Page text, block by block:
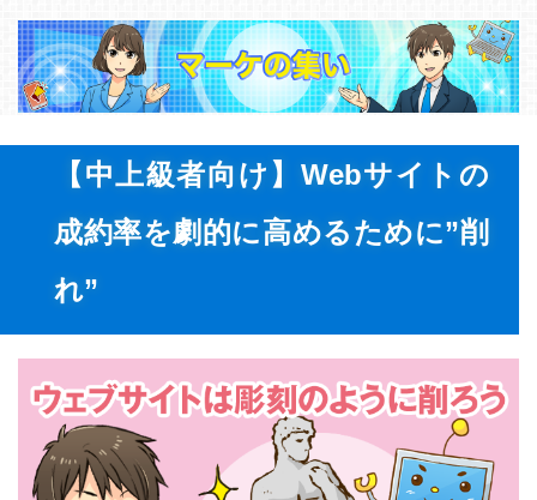
【中上級者向け】Webサイトの
成約率を劇的に高めるために”削
れ”